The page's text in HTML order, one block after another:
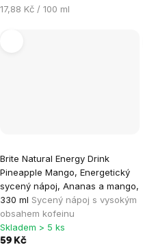
Měrná
17,88 Kč / 100 ml
Brite Natural Energy Drink
Pineapple Mango, Energetický
sycený nápoj, Ananas a mango,
330 ml Sycený nápoj s vysokým
obsahem kofeinu
Skladem > 5 ks
59 Kč